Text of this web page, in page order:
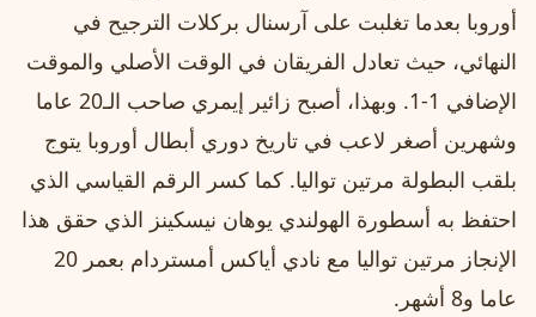
أوروبا بعدما تغلبت على آرسنال بركلات الترجيح في
النهائي، حيث تعادل الفريقان في الوقت الأصلي والموقت
الإضافي 1-1. وبهذا، أصبح زائير إيمري صاحب الـ20 عاما
وشهرين أصغر لاعب في تاريخ دوري أبطال أوروبا يتوج
بلقب البطولة مرتين تواليا. كما كسر الرقم القياسي الذي
احتفظ به أسطورة الهولندي يوهان نيسكينز الذي حقق هذا
الإنجاز مرتين تواليا مع نادي أياكس أمستردام بعمر 20
عاما و8 أشهر.